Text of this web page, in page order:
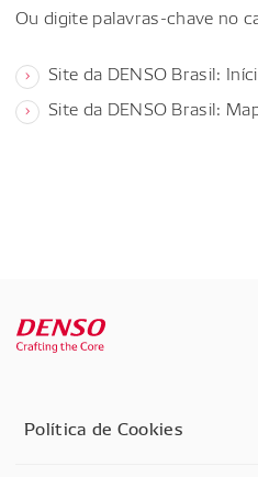
Ou digite palavras-chave no
Site da DENSO Brasil:
Site da DENSO Brasil:
Política de Cookies